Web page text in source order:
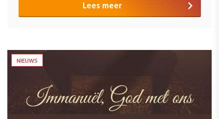
Lees meer
NIEUWS